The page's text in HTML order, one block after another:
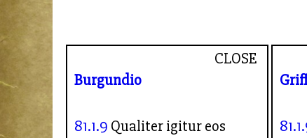
CLOSE
Burgundio
81.1.9 Qualiter igitur eos